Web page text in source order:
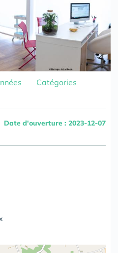
Catégories
Date d'ouverture : 2023-12-07